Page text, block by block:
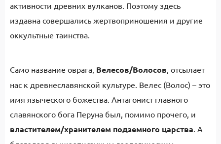
активности древних вулканов. Поэтому здесь
издавна совершались жертвоприношения и другие
оккультные таинства.
Само название оврага, Велесов/Волосов, отсылает
нас к древнеславянской культуре. Велес (Волос) – это
имя языческого божества. Антагонист главного
славянского бога Перуна был, помимо прочего, и
властителем/хранителем подземного царства. А